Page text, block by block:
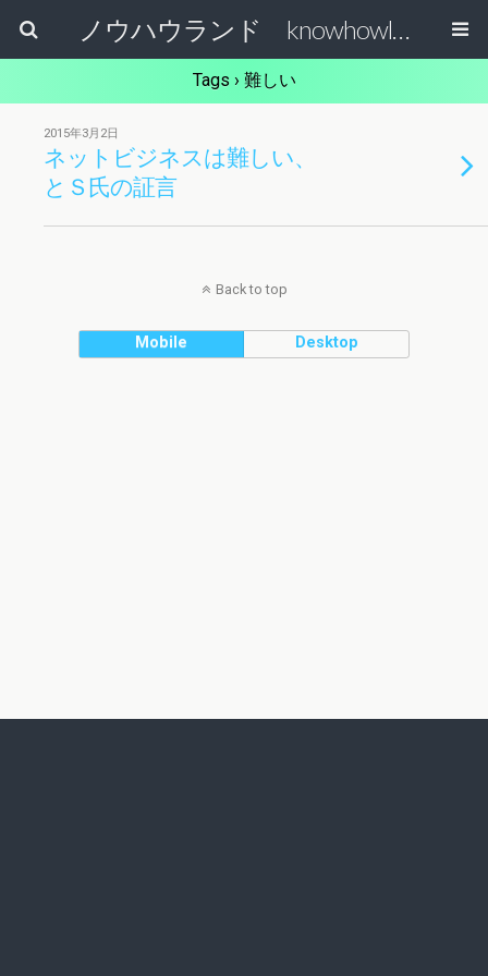
ノウハウランド knowhowland
Tags › 難しい
2015年3月2日
ネットビジネスは難しい、
とＳ氏の証言
Back to top
Mobile Desktop